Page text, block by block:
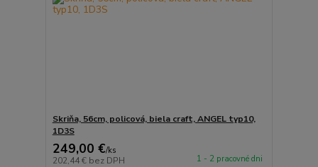
Skriňa, 56cm, policová, biela craft, ANGEL typ10,
1D3S
249,00 €/ks
202,44 € bez DPH 1 - 2 pracovné dni